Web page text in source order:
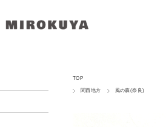
TOP
関西地方 風の森(奈良)